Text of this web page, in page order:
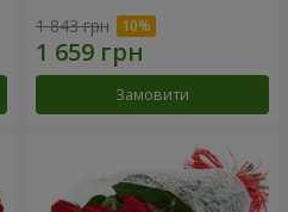
1 843 грн
Замовити